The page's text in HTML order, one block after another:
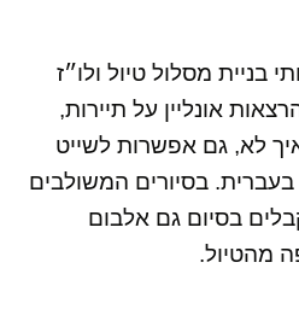
בניית מסלול טיול ולו״ז
אונליין על תיירות,
לא, גם אפשרות לשייט
בסיורים המשולבים
בסיום גם אלבום
מהטיול.